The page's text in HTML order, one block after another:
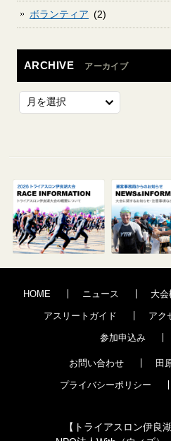
ボランティア (2)
ARCHIVE アーカイブ
HOME ニュース 大
アスリートガイド アク
参加申込み
お問い合わせ 田
プライバシーポリシー
【トライアスロン伊良